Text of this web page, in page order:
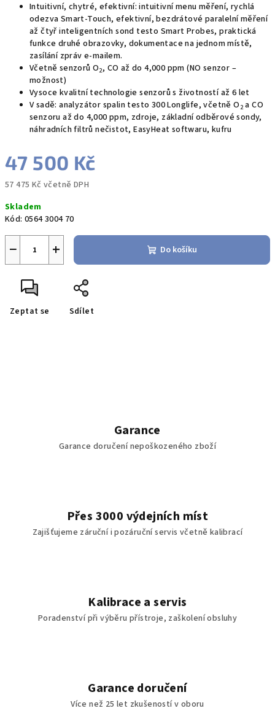
Intuitivní, chytré, efektivní: intuitivní menu měření, rychlá
odezva Smart-Touch, efektivní, bezdrátové paralelní měření
až čtyř inteligentních sond testo Smart Probes, praktická
funkce druhé obrazovky, dokumentace na jednom místě,
zasílání zpráv e-mailem.
Včetně senzorů O2, CO až do 4,000 ppm (NO senzor –
možnost)
Vysoce kvalitní technologie senzorů s životností až 6 let
V sadě: analyzátor spalin testo 300 Longlife, včetně O 2a CO
senzoru až do 4,000 ppm, zdroje, základní odběrové sondy,
náhradních filtrů nečistot, EasyHeat softwaru, kufru
47 500 Kč
57 475 Kč včetně DPH
cena:
Skladem
Kód: 0564 3004 70
+
− Do košíku
Zeptat se Sdílet
Garance
Garance doručení nepoškozeného zboží
Přes 3000 výdejních míst
Zajišťujeme záruční i pozáruční servis včetně kalibrací
Kalibrace a servis
Poradenství při výběru přístroje, zaškolení obsluhy
Garance doručení
Více než 25 let zkušeností v oboru